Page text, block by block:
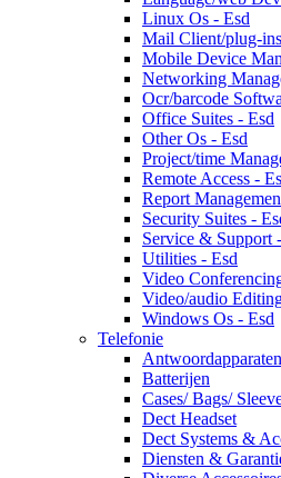
Linux Os - Esd
Mail Client/plug-
Mobile Device
Networking
Ocr/barcode
Office Suites - Esd
Other Os - Esd
Project/time
Remote Access -
Report
Security Suites -
Service & Support
Utilities - Esd
Video
Video/audio
Windows Os - Esd
Telefonie
Antwoordapparaten
Batterijen
Cases/ Bags/
Dect Headset
Dect Systems &
Diensten &